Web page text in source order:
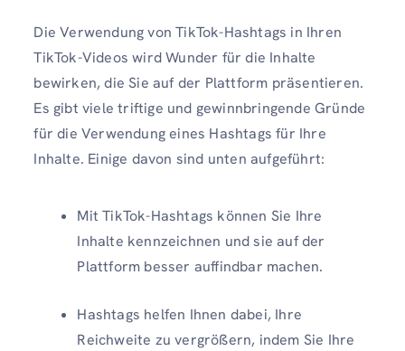
Die Verwendung von TikTok-Hashtags in Ihren
TikTok-Videos wird Wunder für die Inhalte
bewirken, die Sie auf der Plattform präsentieren.
Es gibt viele triftige und gewinnbringende Gründe
für die Verwendung eines Hashtags für Ihre
Inhalte. Einige davon sind unten aufgeführt:
Mit TikTok-Hashtags können Sie Ihre
Inhalte kennzeichnen und sie auf der
Plattform besser auffindbar machen.
Hashtags helfen Ihnen dabei, Ihre
Reichweite zu vergrößern, indem Sie Ihre